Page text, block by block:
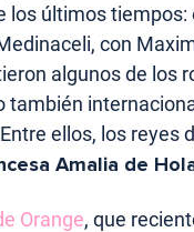
los últimos tiempos:
con
algunos de los
también
ellos, los reyes
Amalia de
Orange, que